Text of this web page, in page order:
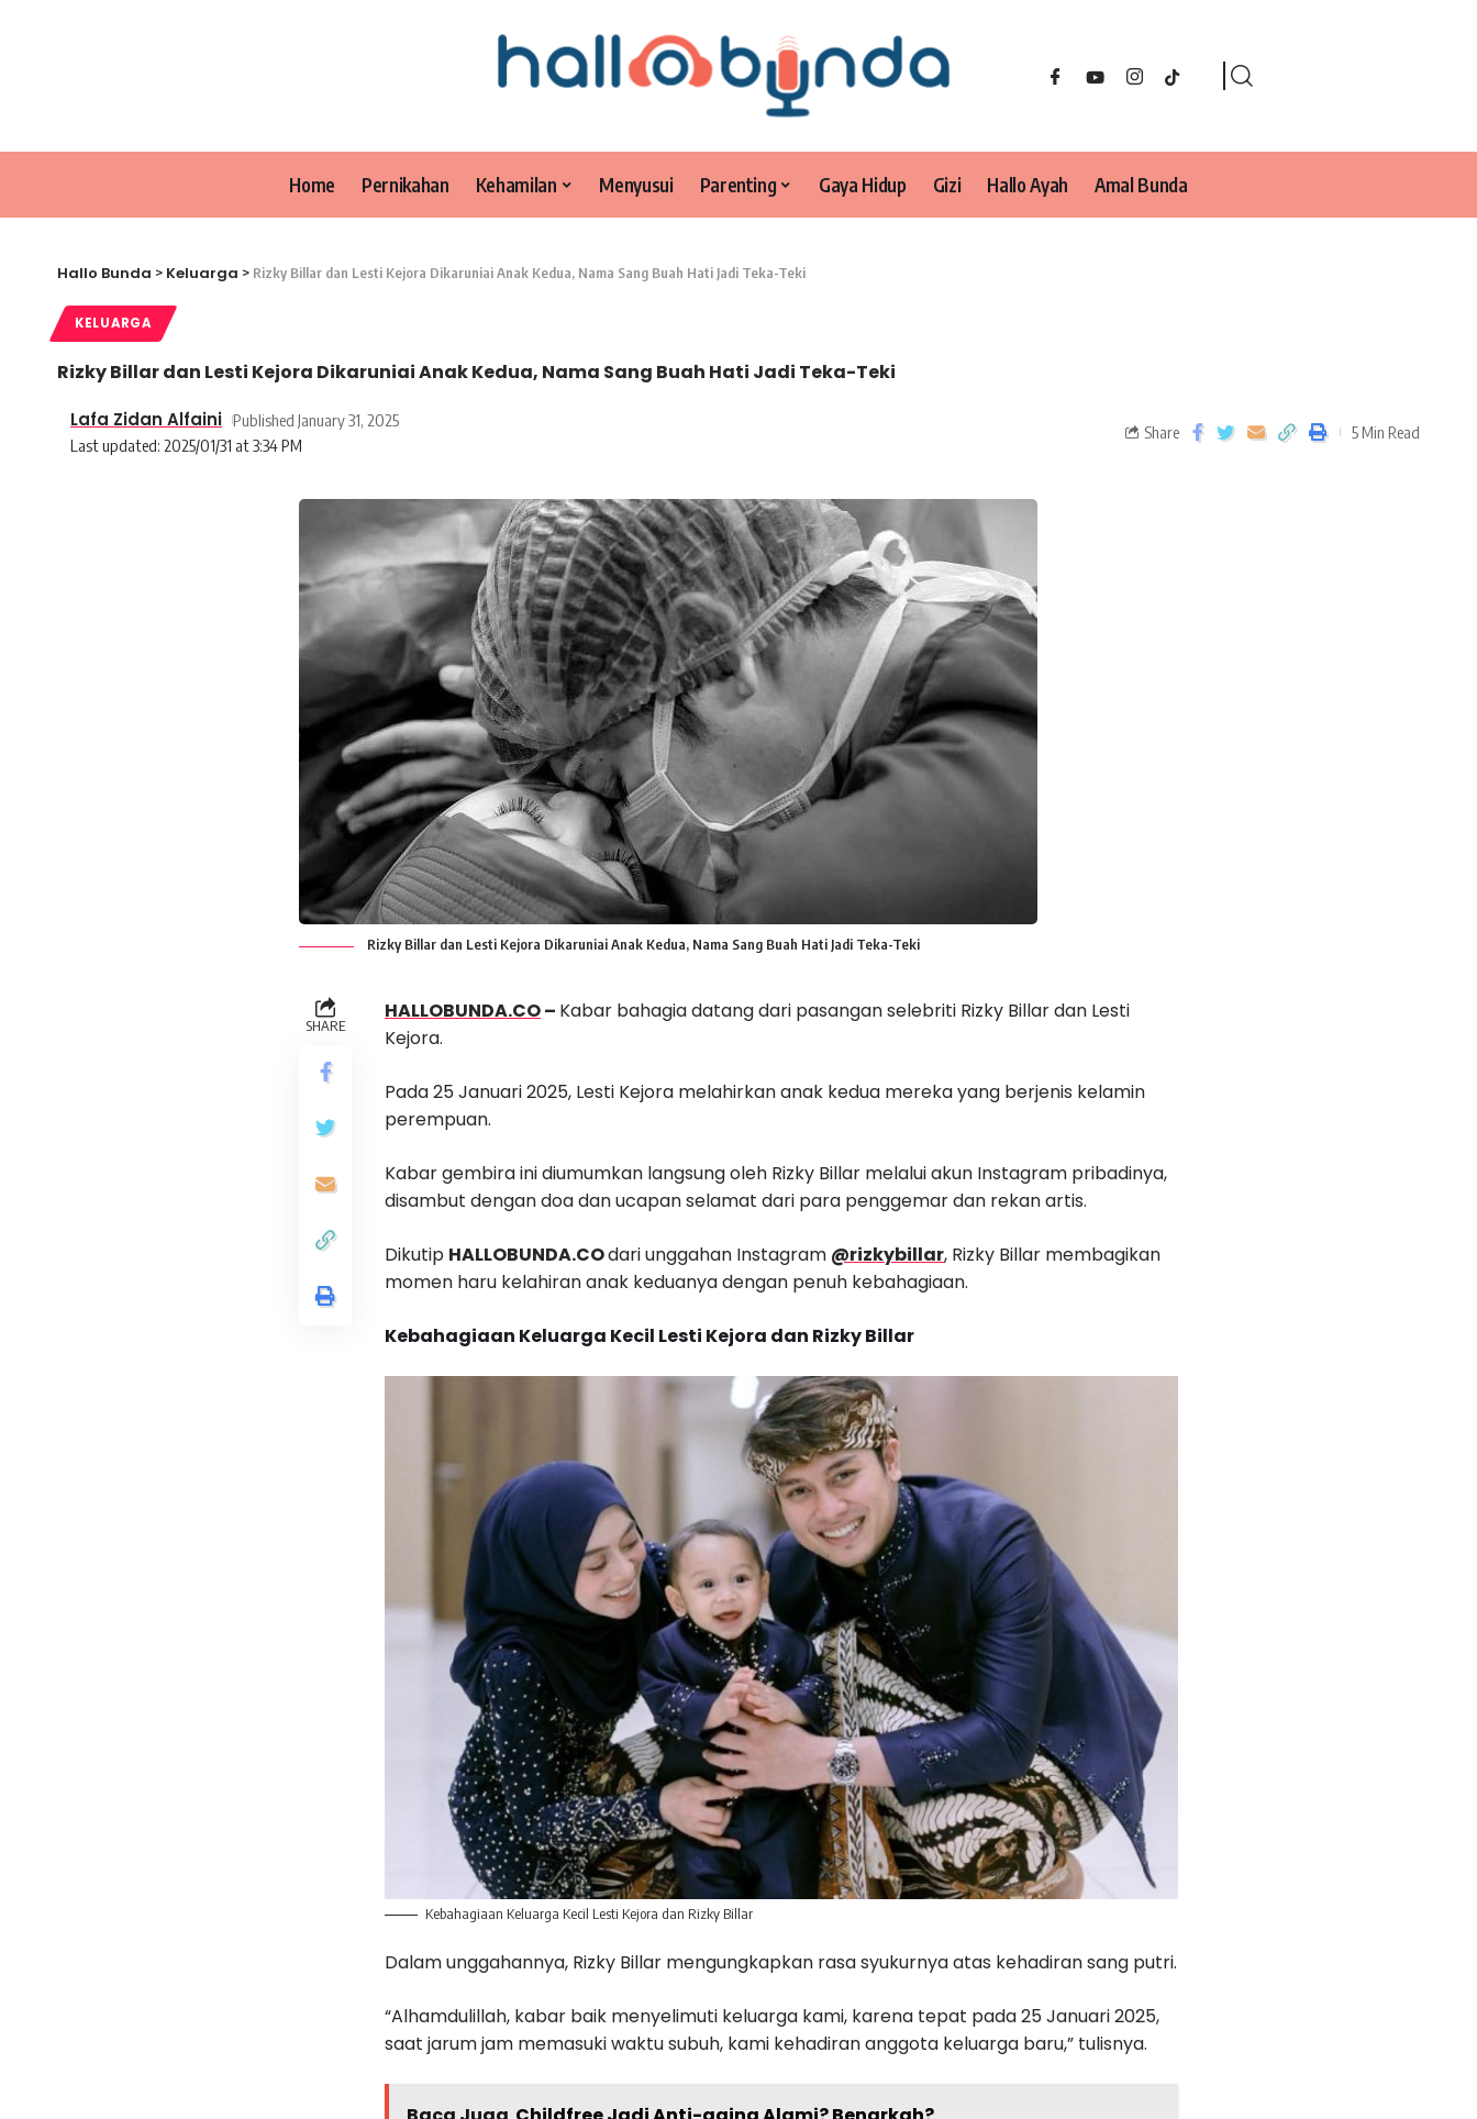
Home Pernikahan Kehamilan Menyusui Parenting Gaya Hidup Gizi Hallo Ayah Amal Bunda
Hallo Bunda > Keluarga > Rizky Billar dan Lesti Kejora Dikaruniai Anak Kedua, Nama Sang Buah Hati Jadi Teka-Teki
KELUARGA
Rizky Billar dan Lesti Kejora Dikaruniai Anak Kedua, Nama Sang Buah Hati Jadi Teka-Teki
Last updated: 2025/01/31 at 3:34 PM
Lafa Zidan Alfaini Published January 31, 2025
Share 5 Min Read
Rizky Billar dan Lesti Kejora Dikaruniai Anak Kedua, Nama Sang Buah Hati Jadi Teka-Teki
SHARE
HALLOBUNDA.CO– Kabar bahagia datang dari pasangan selebriti Rizky Billar dan Lesti
Kejora.
Pada 25 Januari 2025, Lesti Kejora melahirkan anak kedua mereka yang berjenis kelamin
perempuan.
Kabar gembira ini diumumkan langsung oleh Rizky Billar melalui akun Instagram pribadinya,
disambut dengan doa dan ucapan selamat dari para penggemar dan rekan artis.
Dikutip HALLOBUNDA.COdari unggahan Instagram @rizkybillar, Rizky Billar membagikan
momen haru kelahiran anak keduanya dengan penuh kebahagiaan.
Kebahagiaan Keluarga Kecil Lesti Kejora dan Rizky Billar
Kebahagiaan Keluarga Kecil Lesti Kejora dan Rizky Billar
Dalam unggahannya, Rizky Billar mengungkapkan rasa syukurnya atas kehadiran sang putri.
“Alhamdulillah, kabar baik menyelimuti keluarga kami, karena tepat pada 25 Januari 2025,
saat jarum jam memasuki waktu subuh, kami kehadiran anggota keluarga baru,” tulisnya.